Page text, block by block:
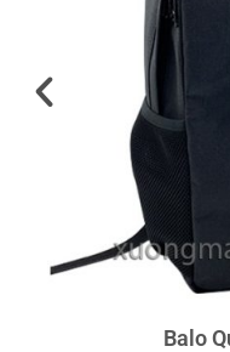
Balo